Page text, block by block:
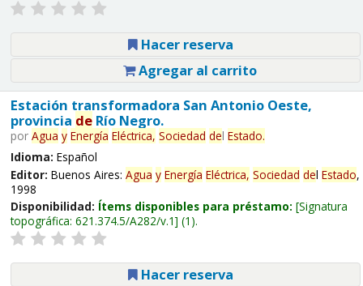
Hacer reserva
Agregar al carrito
Estación transformadora San Antonio Oeste,
provincia deRío Negro.
por Agua y Energía Eléctrica, Sociedad del Estado.
Idioma: Español
Editor: Buenos Aires: Agua y Energía Eléctrica, Sociedad del Estado,
1998
Disponibilidad: Ítems disponibles para préstamo: Signatura
topográfica: 621.374.5/A282/v.1 (1).
Hacer reserva